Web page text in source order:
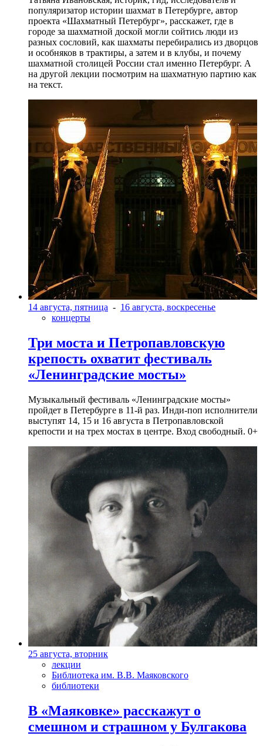
популяризатор истории шахмат в Петербурге, автор
проекта «Шахматный Петербург», расскажет, где в
городе за шахматной доской могли сойтись люди из
разных сословий, как шахматы перебирались из дворцов
и особняков в трактиры, а затем и в клубы, и почему
шахматной столицей России стал именно Петербург. А
на другой лекции посмотрим на шахматную партию как
на текст.
14 августа, пятница - 16 августа, воскресенье
концерты
Три моста и Петропавловскую
крепость охватит фестиваль
«Ленинградские мосты»
Музыкальный фестиваль «Ленинградские мосты»
пройдет в Петербурге в 11-й раз. Инди-поп исполнители
выступят 14, 15 и 16 августа в Петропавловской
крепости и на трех мостах в центре. Вход свободный. 0+
25 августа, вторник
лекции
Библиотека им. В.В. Маяковского
библиотеки
В «Маяковке» расскажут о
смешном и страшном у Булгакова